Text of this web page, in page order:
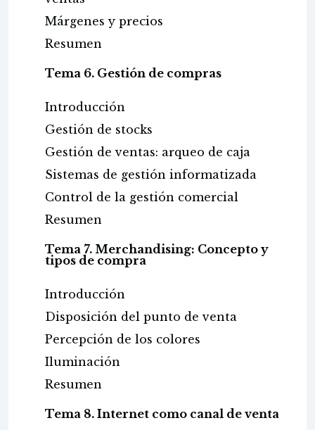
Márgenes y precios
Resumen
Tema 6. Gestión de compras
Introducción
Gestión de stocks
Gestión de ventas: arqueo de caja
Sistemas de gestión informatizada
Control de la gestión comercial
Resumen
Tema 7. Merchandising: Concepto y
tipos de compra
Introducción
Disposición del punto de venta
Percepción de los colores
Iluminación
Resumen
Tema 8. Internet como canal de venta